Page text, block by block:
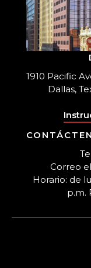
1910 Pacific
Dallas,
Correo
Horario: de
p.m.